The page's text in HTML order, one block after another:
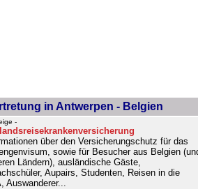
in Antwerpen - Belgien
-
über den Versicherungschutz für das
sowie für Besucher aus Belgien
Ländern), ausländische Gäste,
Aupairs, Studenten, Reisen in die
Auswanderer...